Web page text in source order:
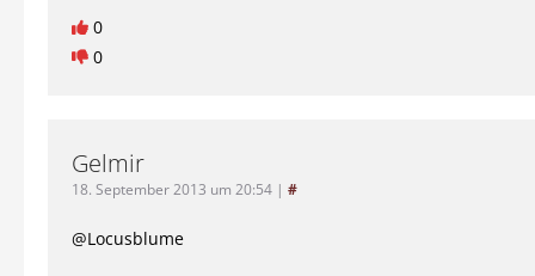
0
0
Gelmir
18. September 2013 um 20:54 | #
@Locusblume